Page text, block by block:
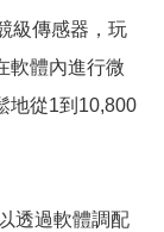
級傳感器，玩
軟體內進行微
地從1到10,800
透過軟體調配